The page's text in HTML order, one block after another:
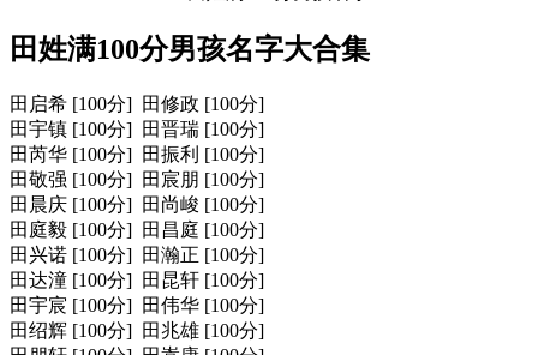
田姓满100分男孩名字大合集
田启希 [100分] 田修政 [100分]
田宇镇 [100分] 田晋瑞 [100分]
田芮华 [100分] 田振利 [100分]
田敬强 [100分] 田宸朋 [100分]
田晨庆 [100分] 田尚峻 [100分]
田庭毅 [100分] 田昌庭 [100分]
田兴诺 [100分] 田瀚正 [100分]
田达潼 [100分] 田昆轩 [100分]
田宇宸 [100分] 田伟华 [100分]
田绍辉 [100分] 田兆雄 [100分]